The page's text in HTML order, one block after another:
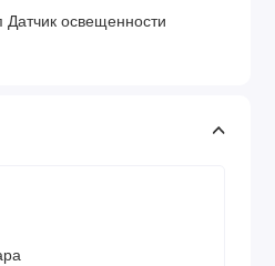
Датчик освещенности